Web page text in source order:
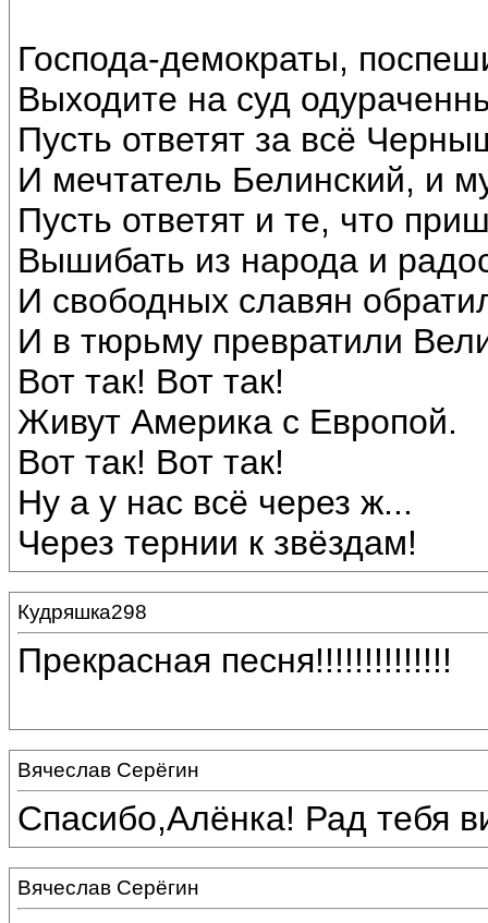
Господа-демократы,
Выходите на суд
Пусть ответят за всё
И мечтатель Белинский, и
Пусть ответят и те, что
Вышибать из народа и
И свободных славян
И в тюрьму превратили
Вот так! Вот так!
Живут Америка с Европой.
Вот так! Вот так!
Ну а у нас всё через ж...
Через тернии к звёздам!
Кудряшка298
Прекрасная песня!!!!!!!!!!!!!!
Вячеслав Серёгин
Спасибо,Алёнка! Рад тебя
Вячеслав Серёгин